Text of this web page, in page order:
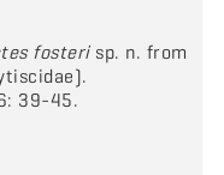
fosterisp. n. from
39-45.